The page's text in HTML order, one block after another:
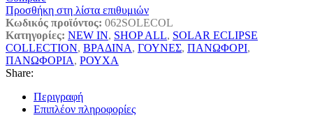
Προσθήκη στη λίστα επιθυμιών
Κωδικός προϊόντος: 062SOLECOL
Κατηγορίες: NEW IN, SHOP ALL, SOLAR ECLIPSE
COLLECTION, ΒΡΑΔΙΝΑ, ΓΟΥΝΕΣ, ΠΑΝΩΦΟΡΙ,
ΠΑΝΩΦΟΡΙΑ, ΡΟΥΧΑ
Share:
Περιγραφή
Επιπλέον πληροφορίες